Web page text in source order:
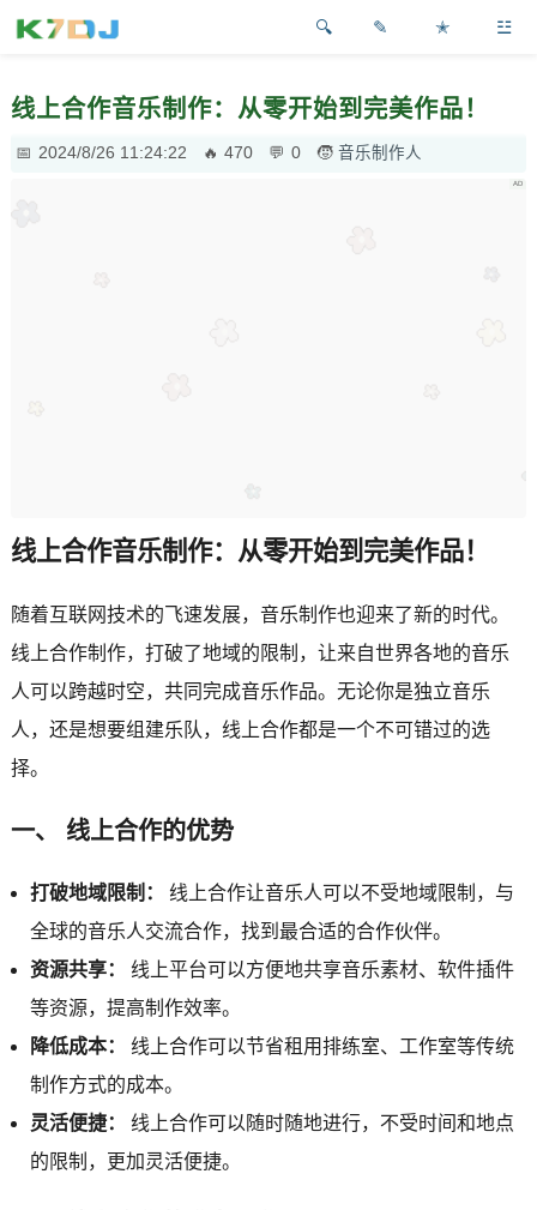
✎ ✭ ☳
线上合作音乐制作：从零开始到完美作品！
2024/8/26 11:24:22 470 0 音乐制作人
线上合作音乐制作：从零开始到完美作品！
随着互联网技术的飞速发展，音乐制作也迎来了新的时代。
线上合作制作，打破了地域的限制，让来自世界各地的音乐
人可以跨越时空，共同完成音乐作品。无论你是独立音乐
人，还是想要组建乐队，线上合作都是一个不可错过的选
择。
一、 线上合作的优势
打破地域限制：
线上合作让音乐人可以不受地域限制，与
全球的音乐人交流合作，找到最合适的合作伙伴。
资源共享：
线上平台可以方便地共享音乐素材、软件插件
等资源，提高制作效率。
降低成本：
线上合作可以节省租用排练室、工作室等传统
制作方式的成本。
灵活便捷：
线上合作可以随时随地进行，不受时间和地点
的限制，更加灵活便捷。